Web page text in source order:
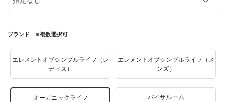
ブランド ※複数選択可
エレメントオブシンプルライフ（レ
ディス）
エレメントオブシンプルライフ（メ
ンズ）
オーガニックライフ バイザルーム